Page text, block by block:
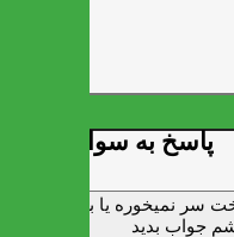
پاسخ به سوالات شما
سر نميخوره يا برنميگرده
جواب بديد